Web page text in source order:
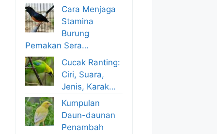
Cara Menjaga
Stamina
Burung
Pemakan Sera…
Cucak Ranting:
Ciri, Suara,
Jenis, Karak…
Kumpulan
Daun-daunan
Penambah